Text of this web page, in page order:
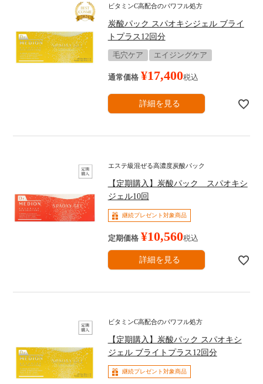
ビタミンC高配合のパワフル処方
炭酸パック スパオキシジェル ブライ
トプラス12回分
毛穴ケア エイジングケア
通常価格 ¥17,400税込
詳細を見る
エステ級混ぜる高濃度炭酸パック
【定期購入】炭酸パック スパオキシ
ジェル10回
継続プレゼント対象商品
定期価格 ¥10,560税込
詳細を見る
ビタミンC高配合のパワフル処方
【定期購入】炭酸パック スパオキシ
ジェル ブライトプラス12回分
継続プレゼント対象商品